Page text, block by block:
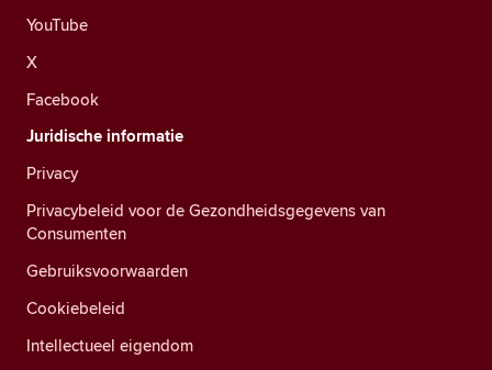
YouTube
X
Facebook
Juridische informatie
Privacy
Privacybeleid voor de Gezondheidsgegevens van
Consumenten
Gebruiksvoorwaarden
Cookiebeleid
Intellectueel eigendom